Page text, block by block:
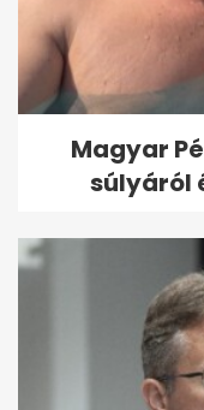
Magyar
súlyáról